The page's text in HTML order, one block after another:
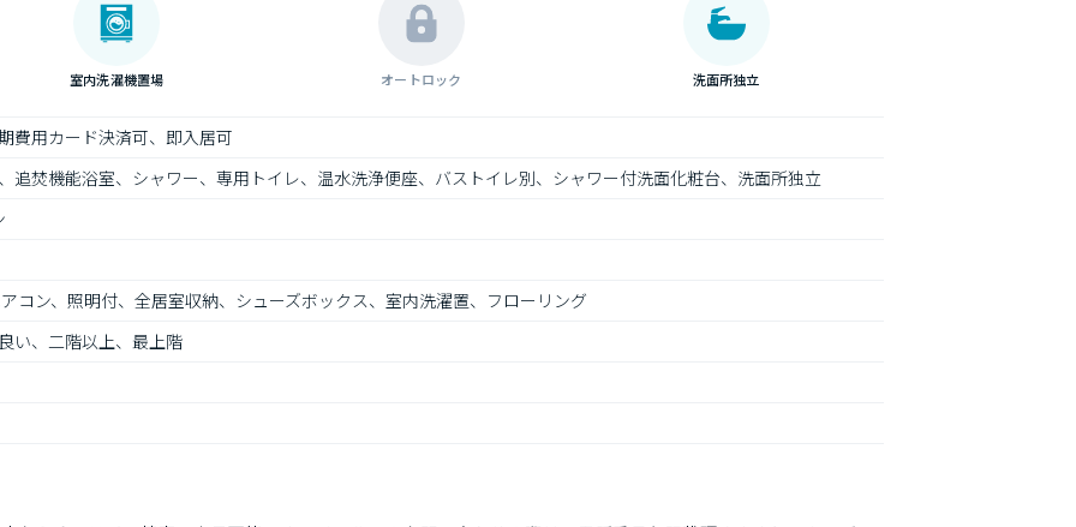
室内洗濯機置場 オートロック 洗面所独立
費用カード決済可、即入居可
追焚機能浴室、シャワー、専用トイレ、温水洗浄便座、バストイレ別、シャワー付洗面化粧台、洗面所独立
コン、照明付、全居室収納、シューズボックス、室内洗濯置、フローリング
い、二階以上、最上階